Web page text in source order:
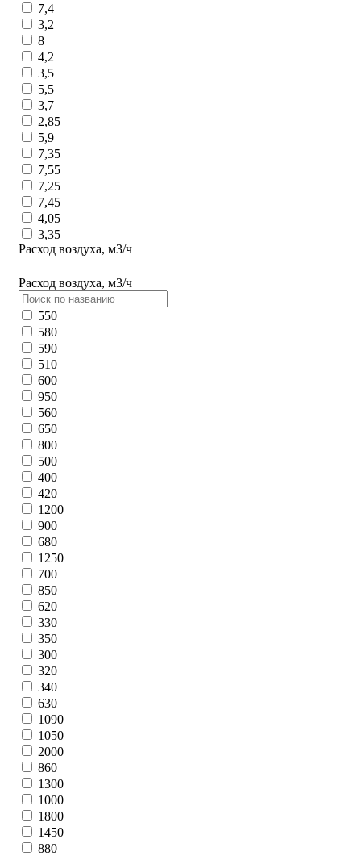
7,4
3,2
8
4,2
3,5
5,5
3,7
2,85
5,9
7,35
7,55
7,25
7,45
4,05
3,35
Расход воздуха, м3/ч
Расход воздуха, м3/ч
550
580
590
510
600
950
560
650
800
500
400
420
1200
900
680
1250
700
850
620
330
350
300
320
340
630
1090
1050
2000
860
1300
1000
1800
1450
880